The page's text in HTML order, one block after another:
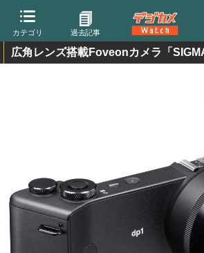
カテゴリ 過去記事
広角レンズ搭載Foveonカメラ「